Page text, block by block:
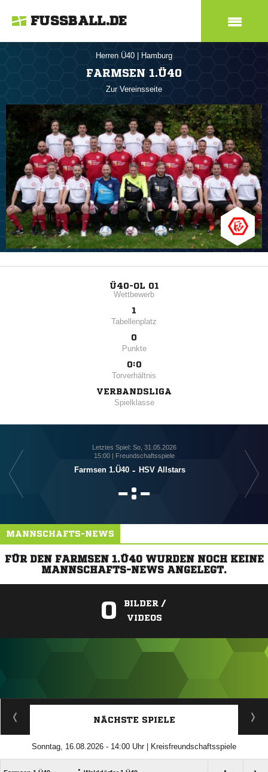
FUSSBALL.DE
Herren Ü40 Hamburg
FARMSEN 1.Ü40
Zur Vereinsseite
Ü40-OL 01
Wettbewerb
1
Tabellenplatz
0
Punkte
0:0
Torverhältnis
VERBANDSLIGA
Spielklasse
Letztes Spiel: So, 31.05.2026
15:00 | Freundschaftsspiele
Farmsen 1.Ü40 - HSV Allstars
:
MANNSCHAFTS-NEWS
FÜR DEN FARMSEN 1.Ü40 WURDEN NOCH KEINE
MANNSCHAFTS-NEWS ANGELEGT.
0
BILDER /
VIDEOS
ANZEIGE
NÄCHSTE SPIELE
Sonntag, 16.08.2026 - 14:00 Uhr | Kreisfreundschaftsspiele